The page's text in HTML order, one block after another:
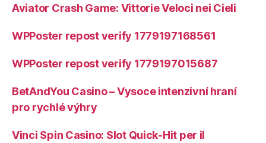
Aviator Crash Game: Vittorie Veloci nei Cieli
WPPoster repost verify 1779197168561
WPPoster repost verify 1779197015687
BetAndYou Casino – Vysoce intenzivní hraní
pro rychlé výhry
Vinci Spin Casino: Slot Quick‑Hit per il